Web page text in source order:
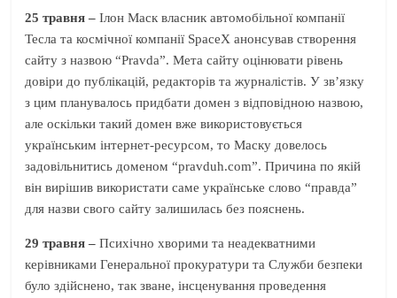
25 травня –Ілон Маск власник автомобільної компанії
Тесла та космічної компанії SpaceX анонсував створення
сайту з назвою “Pravda”. Мета сайту оцінювати рівень
довіри до публікацій, редакторів та журналістів. У зв’язку
з цим планувалось придбати домен з відповідною назвою,
але оскільки такий домен вже використовується
українським інтернет-ресурсом, то Маску довелось
задовільнитись доменом “pravduh.com”. Причина по якій
він вирішив використати саме українське слово “правда”
для назви свого сайту залишилась без пояснень.
29 травня –Психічно хворими та неадекватними
керівниками Генеральної прокуратури та Служби безпеки
було здійснено, так зване, інсценування проведення